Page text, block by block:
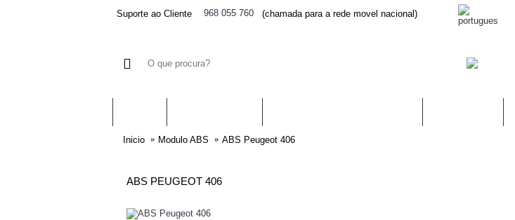
Suporte ao Cliente 968 055 760 (chamada para a rede movel nacional)
Inicio Modulo ABS ABS Peugeot 406
ABS PEUGEOT 406